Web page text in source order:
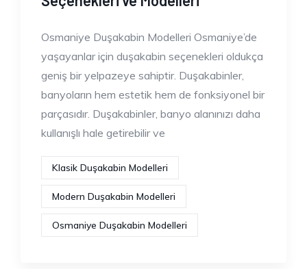
Osmaniye Duşakabin Modelleri Osmaniye’de
yaşayanlar için duşakabin seçenekleri oldukça
geniş bir yelpazeye sahiptir. Duşakabinler,
banyoların hem estetik hem de fonksiyonel bir
parçasıdır. Duşakabinler, banyo alanınızı daha
kullanışlı hale getirebilir ve
Klasik Duşakabin Modelleri
Modern Duşakabin Modelleri
Osmaniye Duşakabin Modelleri